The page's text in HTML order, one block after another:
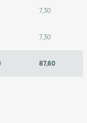
7,30
7,30
87,60